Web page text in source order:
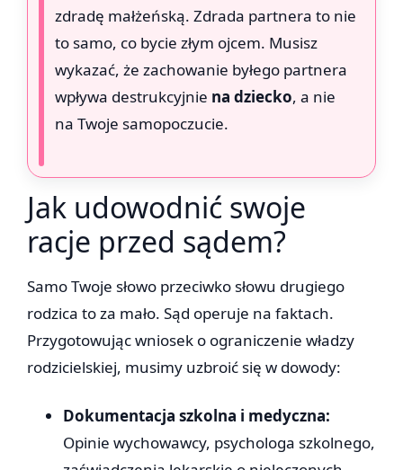
zdradę małżeńską. Zdrada partnera to nie
to samo, co bycie złym ojcem. Musisz
wykazać, że zachowanie byłego partnera
wpływa destrukcyjnie na dziecko, a nie
na Twoje samopoczucie.
Jak udowodnić swoje
racje przed sądem?
Samo Twoje słowo przeciwko słowu drugiego
rodzica to za mało. Sąd operuje na faktach.
Przygotowując wniosek o ograniczenie władzy
rodzicielskiej, musimy uzbroić się w dowody:
Dokumentacja szkolna i medyczna:
Opinie wychowawcy, psychologa szkolnego,